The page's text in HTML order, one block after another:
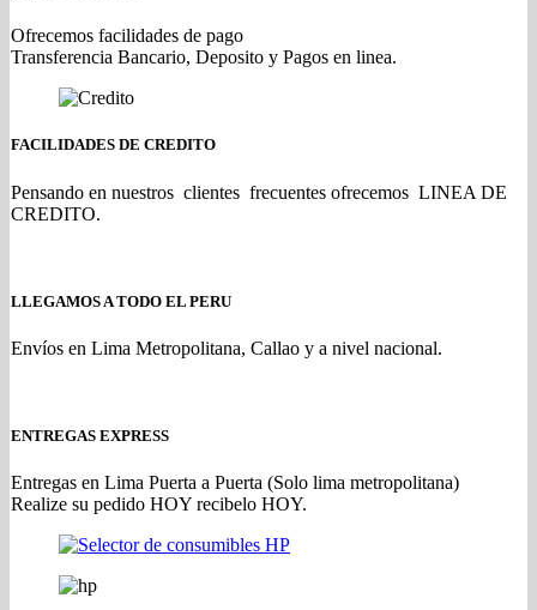
Ofrecemos facilidades de pago
Transferencia Bancario, Deposito y Pagos en linea.
FACILIDADES DE CREDITO
Pensando en nuestros clientes frecuentes ofrecemos LINEA DE
CREDITO.
LLEGAMOS A TODO EL PERU
Envíos en Lima Metropolitana, Callao y a nivel nacional.
ENTREGAS EXPRESS
Entregas en Lima Puerta a Puerta (Solo lima metropolitana)
Realize su pedido HOY recibelo HOY.